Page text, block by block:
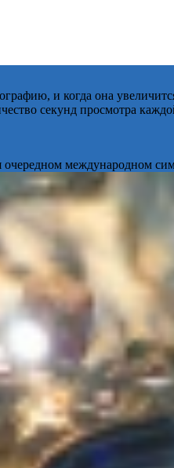
и когда она
секунд просмотра
международном